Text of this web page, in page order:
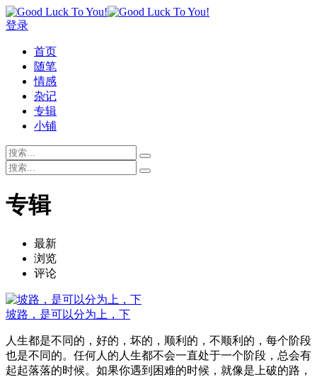
登录
首页
随笔
情感
杂记
专辑
小铺
专辑
最新
浏览
评论
坡路，是可以分为上，下
人生都是不同的，好的，坏的，顺利的，不顺利的，每个阶段
也是不同的。任何人的人生都不会一直处于一个阶段，总会有
起起落落的时候。如果你遇到困难的时候，就像是上破的路，